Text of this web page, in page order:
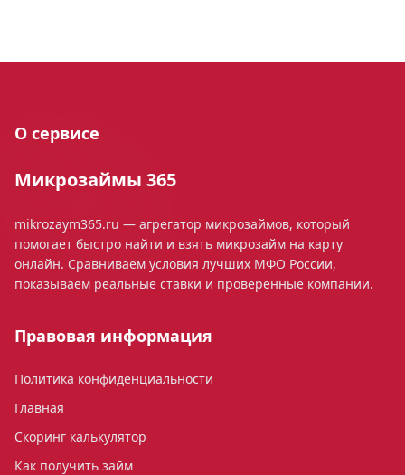
О сервисе
Микрозаймы 365
mikrozaym365.ru — агрегатор микрозаймов, который
помогает быстро найти и взять микрозайм на карту
онлайн. Сравниваем условия лучших МФО России,
показываем реальные ставки и проверенные компании.
Правовая информация
Политика конфиденциальности
Главная
Скоринг калькулятор
Как получить займ